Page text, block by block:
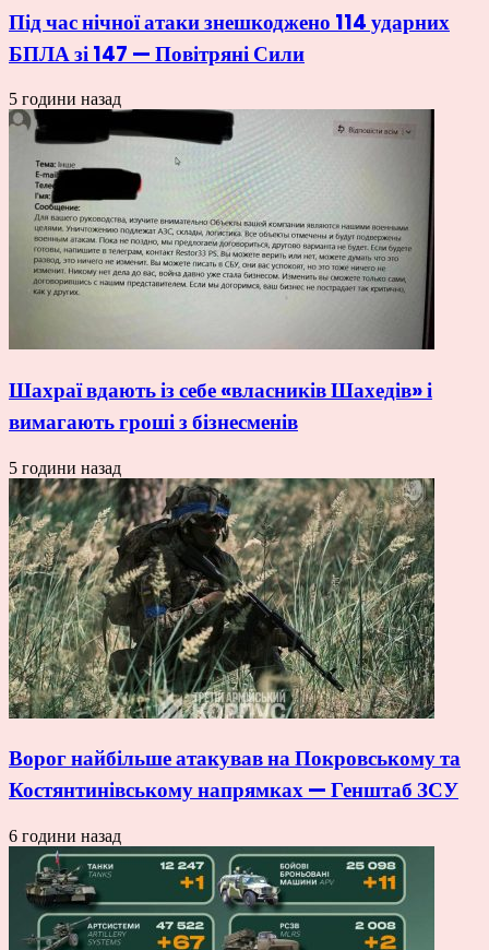
Під час нічної атаки знешкоджено 114 ударних
БПЛА зі 147 — Повітряні Сили
5 години назад
Шахраї вдають із себе «власників Шахедів» і
вимагають гроші з бізнесменів
5 години назад
Ворог найбільше атакував на Покровському та
Костянтинівському напрямках — Генштаб ЗСУ
6 години назад